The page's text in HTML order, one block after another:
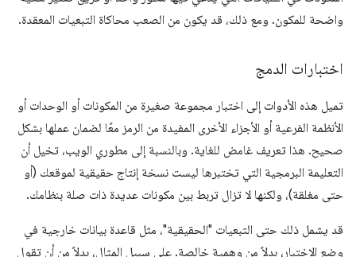
واضحة للمكون. ومع ذلك، قد يكون من الصعب محاكاة التبعيات المعقدة.
اختبارات الدمج
تميل هذه الأدوات إلى اختبار مجموعة صغيرة من المكونات أو الوحدات أو
الأنظمة الفرعية أو الأجزاء الأخرى المفيدة من الرمز معًا لضمان عملها بشكل
صحيح. هذا تعريف غامض للغاية. وبالنسبة إلى مطوري الويب، تخيل أن
التعليمة البرمجية التي تختبرها ليست نسخة إنتاج حقيقية لموقعك (أو
حتى مغلقة)، ولكنها لا تزال تربط بين مكونات عديدة ذات صلة بنظامك.
قد يشمل ذلك حتى التبعيات "الحقيقية"، مثل قاعدة بيانات خارجية في
وضع الاختبار، بدلاً من وهمية خالصة. على سبيل المثال، بدلاً من أن تقول